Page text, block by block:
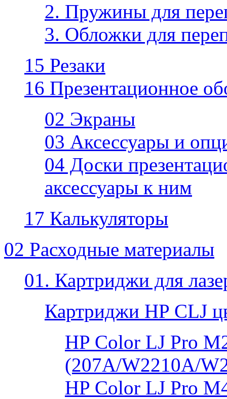
2. Пружины для
3. Обложки для
15 Резаки
16 Презентационное
02 Экраны
03 Аксессуары и
04 Доски
аксессуары к ним
17 Калькуляторы
02 Расходные материалы
01. Картриджи для
Картриджи HP CLJ
HP Color LJ Pro
(207A/W2210A/
HP Color LJ Pro